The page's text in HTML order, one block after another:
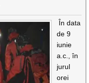
În data
de 9
iunie
a.c., în
jurul
orei